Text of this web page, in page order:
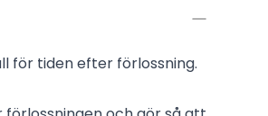
för tiden efter förlossning.